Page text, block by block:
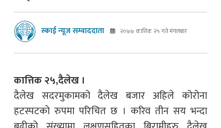
स्काई न्यूज सम्वाददाता २०७७ कात्तिक २५ गते मंगलबार
कात्तिक २५,दैलेख ।
दैलेख सदरमुकामको दैलेख बजार अहिले कोरोना
हटस्पटको रुपमा परिचित छ । करिव तीन सय भन्दा